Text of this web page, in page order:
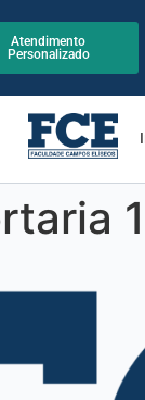
Atendimento
Personalizado